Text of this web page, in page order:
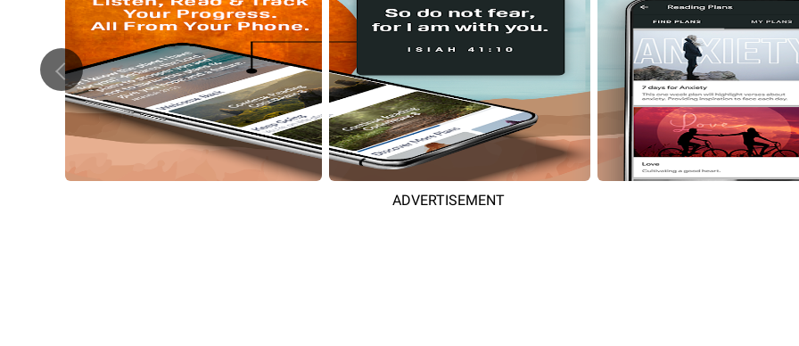
ADVERTISEMENT